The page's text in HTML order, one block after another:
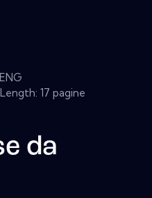
17 pagine
da